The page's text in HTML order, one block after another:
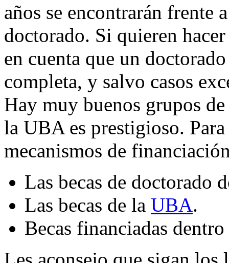
años se encontrarán frente
doctorado. Si quieren
en cuenta que un
completa, y salvo casos
Hay muy buenos grupos
la UBA es prestigioso.
mecanismos de
Las becas de doctorado
Las becas de la UBA.
Becas financiadas